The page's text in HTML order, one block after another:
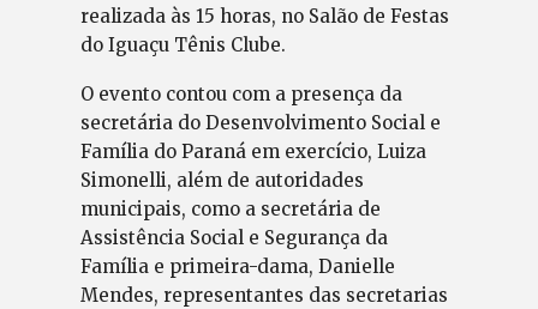
realizada às 15 horas, no Salão de Festas
do Iguaçu Tênis Clube.
O evento contou com a presença da
secretária do Desenvolvimento Social e
Família do Paraná em exercício, Luiza
Simonelli, além de autoridades
municipais, como a secretária de
Assistência Social e Segurança da
Família e primeira-dama, Danielle
Mendes, representantes das secretarias